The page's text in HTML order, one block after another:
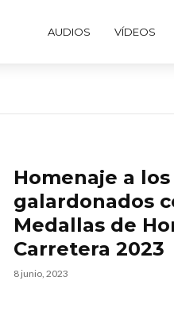
AUDIOS VÍDEOS
Homenaje a los
galardonados
Medallas de
Carretera 2023
8 junio, 2023